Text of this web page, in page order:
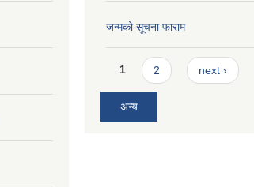
जन्मको सूचना फाराम
Pages
1 2 next ›
अन्य